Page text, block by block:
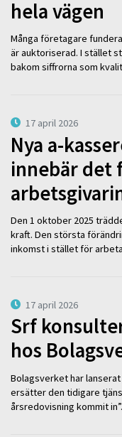
hela vägen
Många företagare
är auktoriserad. I stället
bakom siffrorna som
17 april 2026
Nya a-
innebär det
Den 1 oktober 2025
kraft. Den största
inkomst i stället för
17 april 2026
Srf
hos
Bolagsverket har
ersätter den tidigare
årsredovisning kommit